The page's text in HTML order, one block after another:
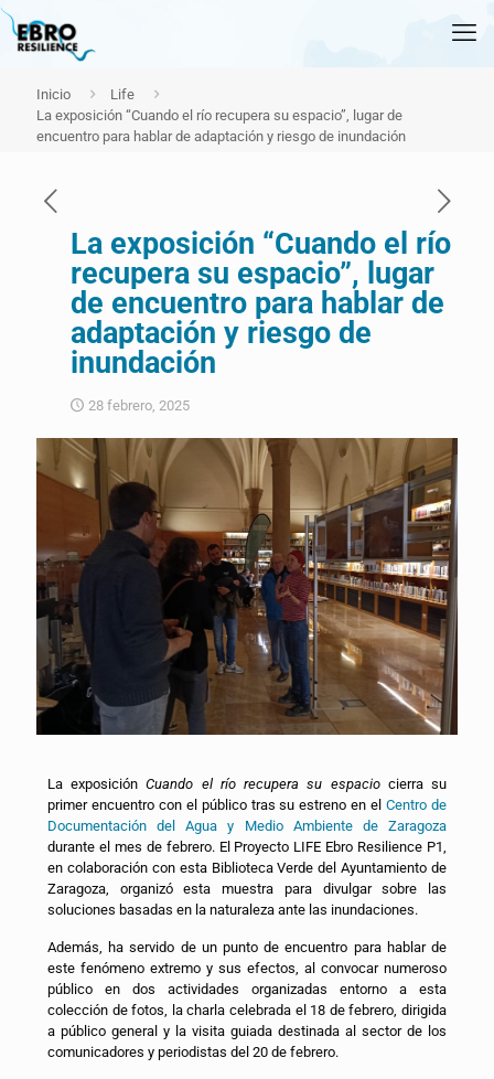
Inicio
Life
La exposición “Cuando el río recupera su espacio”, lugar de
encuentro para hablar de adaptación y riesgo de inundación
La exposición “Cuando el río
recupera su espacio”, lugar
de encuentro para hablar de
adaptación y riesgo de
inundación
28 febrero, 2025
La exposiciónCuando el río recupera su espaciocierra su
primer encuentro con el público tras su estreno en elCentro de
Documentación del Agua y Medio Ambiente de Zaragoza
durante el mes de febrero. El Proyecto LIFE Ebro Resilience P1,
en colaboración con esta Biblioteca Verde del Ayuntamiento de
Zaragoza, organizó esta muestra para divulgar sobre las
soluciones basadas en la naturaleza ante las inundaciones.
Además, ha servido de un punto de encuentro para hablar de
este fenómeno extremo y sus efectos, al convocar numeroso
público en dos actividades organizadas entorno a esta
colección de fotos, la charla celebrada el 18 de febrero, dirigida
a público general y la visita guiada destinada al sector de los
comunicadores y periodistas del 20 de febrero.